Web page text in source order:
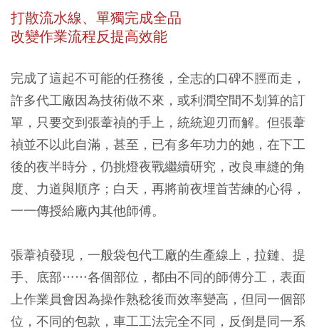
打散流水線、單獨完成全品
改變作業流程反提高效能
完成了這起不可能的任務後，全志的口碑不脛而走，
許多代工廠因為技術做不來，或利潤空間不划算的訂
單，只要交到張葦禎的手上，統統迎刃而解。但張葦
禎並不以此自滿，甚至，已有多年功力的她，在下工
後的夜半時分，仍挑燈夜戰繼續研究，改良車縫的角
度、力道與順序；白天，再將前夜埋首苦練的心得，
一一傳授給廠內其他師傅。
張葦禎發現，一般袋包代工廠的生產線上，拉鏈、提
手、底部……各個部位，都由不同的師傅分工，表面
上作業員會因為操作熟稔後而效率變高，但同一個部
位，不同的包款，車工工法完全不同，反倒是同一系